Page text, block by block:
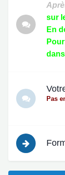
sur
En
Pas